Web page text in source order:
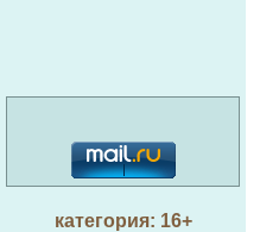
категория: 16+